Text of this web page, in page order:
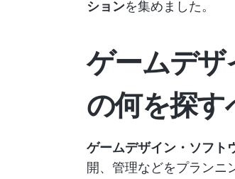
ションを集めました。
ゲームデ
の何を探す
ゲームデザイン・ソフト
開、管理などをプランニ